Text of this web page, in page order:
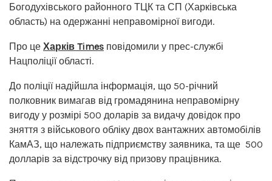
Богодухівського районного ТЦК та СП (Харківська
область) на одержанні неправомірної вигоди.
Про це Харків Times повідомили у прес-службі
Нацполіції області.
До поліції надійшла інформація, що 50-річний
полковник вимагав від громадянина неправомірну
вигоду у розмірі 500 доларів за видачу довідок про
зняття з військового обліку двох вантажних автомобілів
КамАЗ, що належать підприємству заявника, та ще 500
долларів за відстрочку від призову працівника.